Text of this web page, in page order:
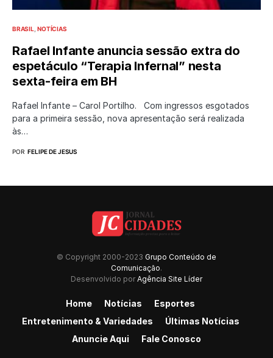
BRASIL NOTÍCIAS
Rafael Infante anuncia sessão extra do
espetáculo “Terapia Infernal” nesta
sexta-feira em BH
Rafael Infante – Carol Portilho. Com ingressos esgotados
para a primeira sessão, nova apresentação será realizada
às…
POR FELIPE DE JESUS
© Copyright 2000-2023 Grupo Conteúdo de
Comunicação.
Desenvolvido por Agência Site Líder
Home Notícias
Esportes
Entretenimento & Variedades
Últimas Notícias
Anuncie Aqui
Fale Conosco